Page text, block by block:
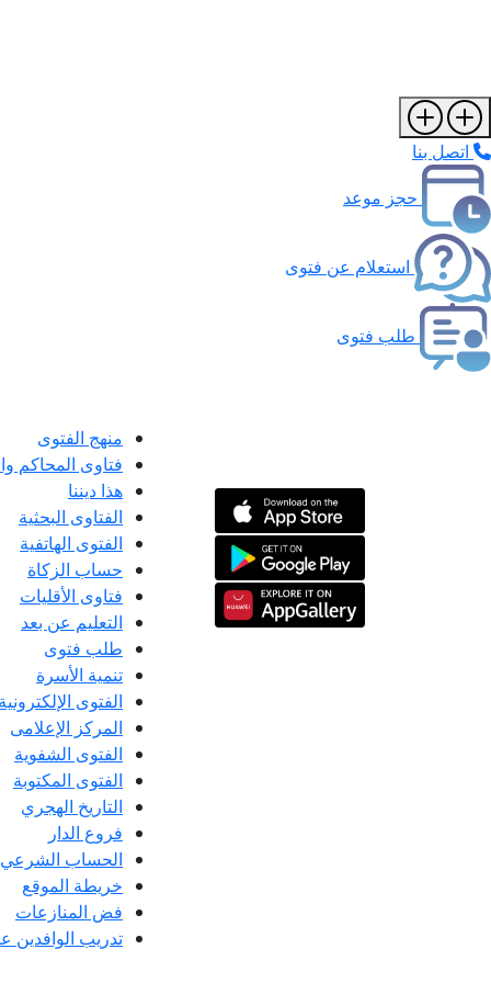
اتصل بنا
حجز موعد
استعلام عن فتوى
طلب فتوى
منهج الفتوى
فتاوى المحاكم
هذا ديننا
الفتاوى البحثية
الفتوى الهاتفية
حساب الزكاة
فتاوى الأقليات
التعليم عن بعد
طلب فتوى
تنمية الأسرة
الفتوى الإلكترونية
المركز الإعلامى
الفتوى الشفوية
الفتوى المكتوبة
التاريخ الهجري
فروع الدار
الحساب الشرعي
خريطة الموقع
فض المنازعات
تدريب الوافدين